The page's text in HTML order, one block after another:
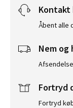
Åbent alle
Nem
Fortryd
Fortryd